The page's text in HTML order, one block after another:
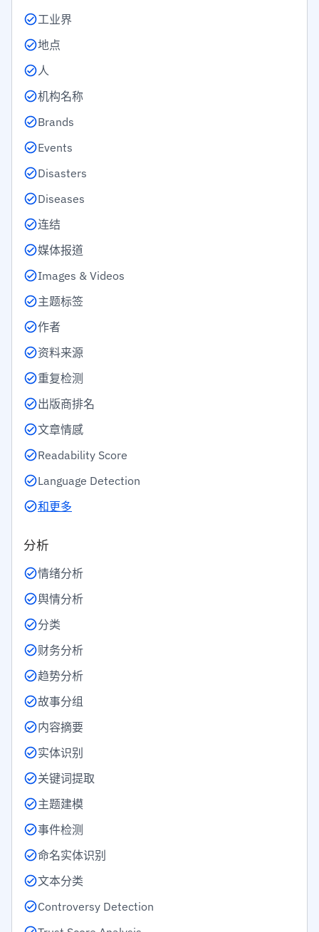
工业界
地点
人
机构名称
Brands
Events
Disasters
Diseases
连结
媒体报道
Images & Videos
主题标签
作者
资料来源
重复检测
出版商排名
文章情感
Readability Score
Language Detection
和更多
分析
情绪分析
舆情分析
分类
财务分析
趋势分析
故事分组
内容摘要
实体识别
关键词提取
主题建模
事件检测
命名实体识别
文本分类
Controversy Detection